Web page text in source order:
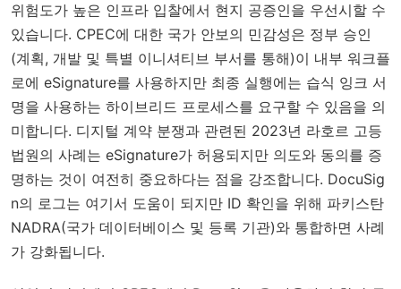
위험도가 높은 인프라 입찰에서 현지 공증인을 우선시할 수
있습니다. CPEC에 대한 국가 안보의 민감성은 정부 승인
(계획, 개발 및 특별 이니셔티브 부서를 통해)이 내부 워크플
로에 eSignature를 사용하지만 최종 실행에는 습식 잉크 서
명을 사용하는 하이브리드 프로세스를 요구할 수 있음을 의
미합니다. 디지털 계약 분쟁과 관련된 2023년 라호르 고등
법원의 사례는 eSignature가 허용되지만 의도와 동의를 증
명하는 것이 여전히 중요하다는 점을 강조합니다. DocuSig
n의 로그는 여기서 도움이 되지만 ID 확인을 위해 파키스탄
NADRA(국가 데이터베이스 및 등록 기관)와 통합하면 사례
가 강화됩니다.